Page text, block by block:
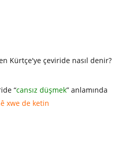
Kürtçe'ye çeviride nasıl denir?
“cansız düş­mek” anlamında
xwe de ketin